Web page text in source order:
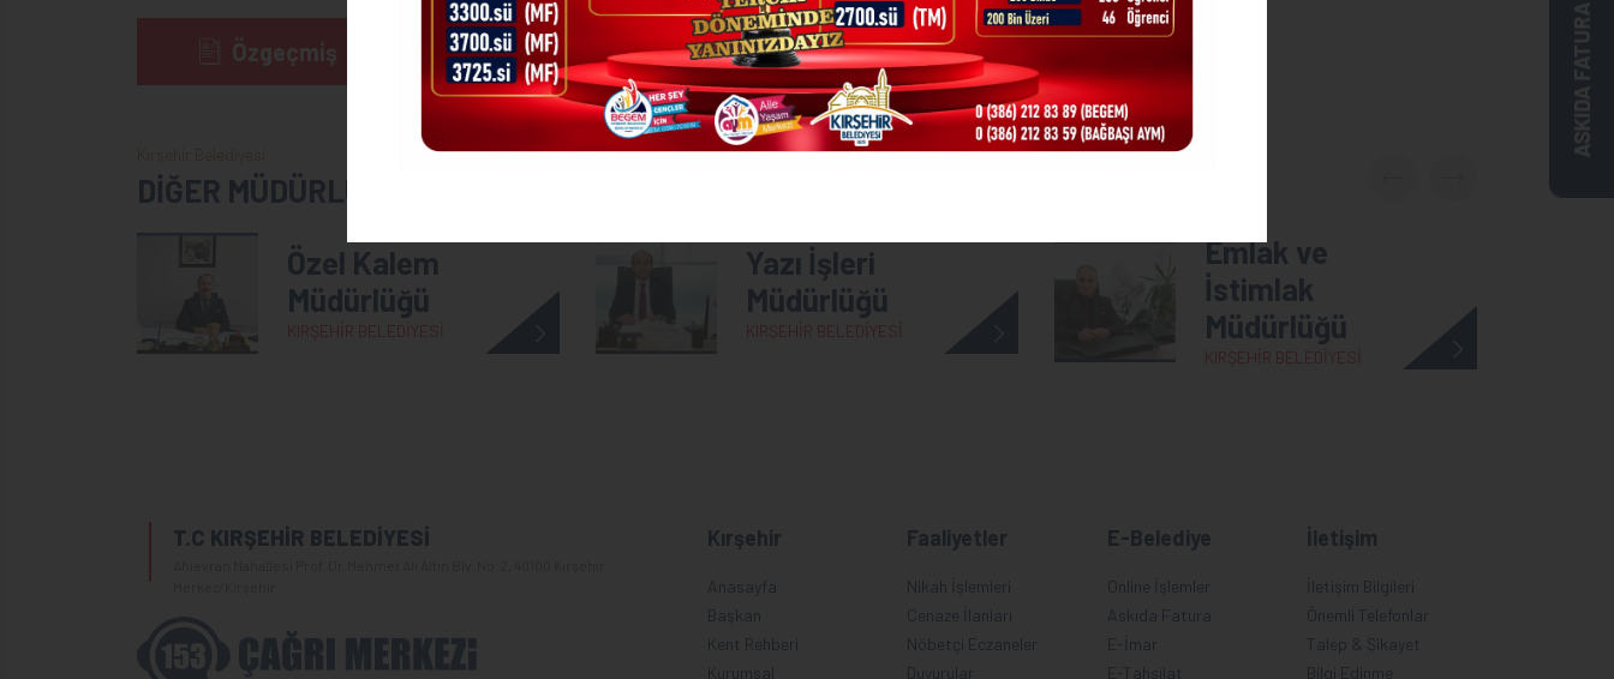
Özgeçmiş Görevleri Dosyalar
DİĞER MÜDÜRLÜKLER
Özel Kalem
Müdürlüğü
KIRŞEHİR BELEDİYESİ
Yazı İşleri
Müdürlüğü
KIRŞEHİR BELEDİYESİ
Emlak ve
İstimlak
Müdürlüğü
KIRŞEHİR BELEDİYESİ
T.C KIRŞEHİR BELEDİYESİ Kırşehir
Anasayfa
Başkan
Kent Rehberi
Kurumsal
Faaliyetler
Nikah İşlemleri
Cenaze İlanları
Nöbetçi Eczaneler
Duyurular
E-Belediye
Online İşlemler
Askıda Fatura
E-İmar
E-Tahsilat
İletişim
İletişim Bilgileri
Önemli Telefonlar
Talep & Şikayet
Bilgi Edinme
ASKIDA FATURA